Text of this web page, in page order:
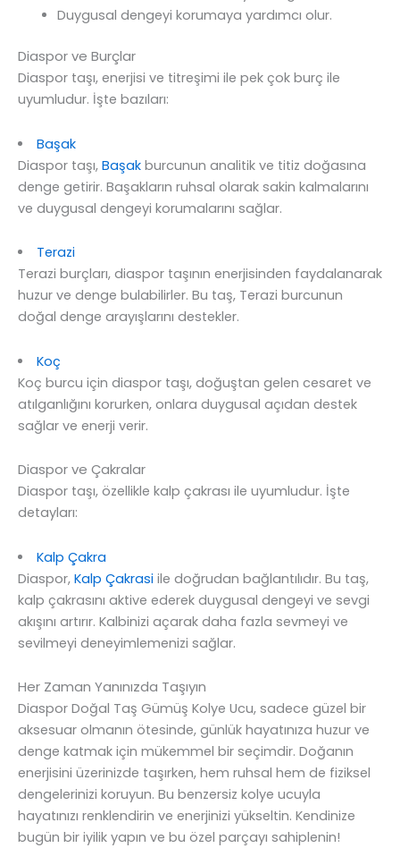
Duygusal dengeyi korumaya yardımcı olur.
Diaspor ve Burçlar
Diaspor taşı, enerjisi ve titreşimi ile pek çok burç ile
uyumludur. İşte bazıları:
Başak
Diaspor taşı, Başak burcunun analitik ve titiz doğasına
denge getirir. Başakların ruhsal olarak sakin kalmalarını
ve duygusal dengeyi korumalarını sağlar.
Terazi
Terazi burçları, diaspor taşının enerjisinden faydalanarak
huzur ve denge bulabilirler. Bu taş, Terazi burcunun
doğal denge arayışlarını destekler.
Koç
Koç burcu için diaspor taşı, doğuştan gelen cesaret ve
atılganlığını korurken, onlara duygusal açıdan destek
sağlar ve enerji verir.
Diaspor ve Çakralar
Diaspor taşı, özellikle kalp çakrası ile uyumludur. İşte
detayları:
Kalp Çakra
Diaspor, Kalp Çakrasi ile doğrudan bağlantılıdır. Bu taş,
kalp çakrasını aktive ederek duygusal dengeyi ve sevgi
akışını artırır. Kalbinizi açarak daha fazla sevmeyi ve
sevilmeyi deneyimlemenizi sağlar.
Her Zaman Yanınızda Taşıyın
Diaspor Doğal Taş Gümüş Kolye Ucu, sadece güzel bir
aksesuar olmanın ötesinde, günlük hayatınıza huzur ve
denge katmak için mükemmel bir seçimdir. Doğanın
enerjisini üzerinizde taşırken, hem ruhsal hem de fiziksel
dengelerinizi koruyun. Bu benzersiz kolye ucuyla
hayatınızı renklendirin ve enerjinizi yükseltin. Kendinize
bugün bir iyilik yapın ve bu özel parçayı sahiplenin!